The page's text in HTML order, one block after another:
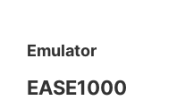
Emulator
EASE1000